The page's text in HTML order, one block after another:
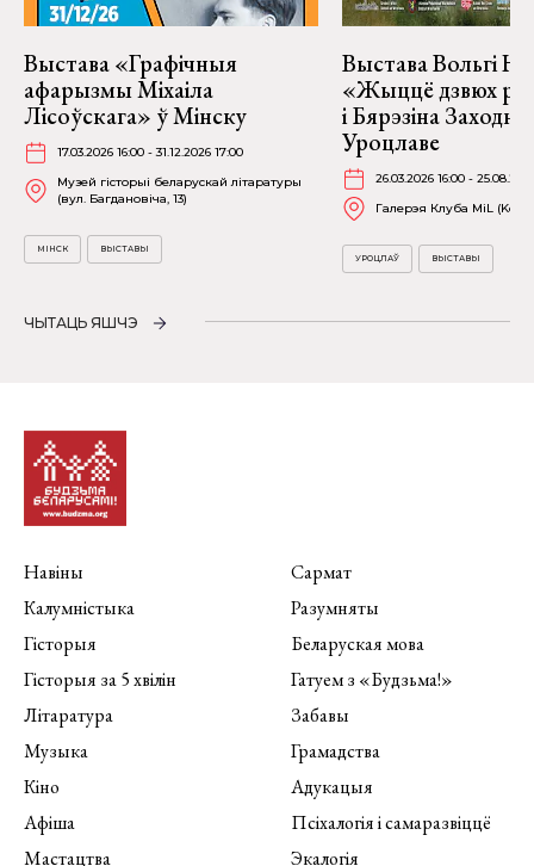
Выстава «Графічныя
афарызмы Міхаіла
Лісоўскага» ў Мінску
17.03.2026 16:00 - 31.12.2026 17:00
Музей гісторыі беларускай літаратуры
(вул. Багдановіча, 13)
МІНСК ВЫСТАВЫ
Выстава Вольгі
«Жыццё дзвюх
і Бярэзіна
Уроцлаве
26.03.2026 16:00 -
Галерэя Клуба MiL
УРОЦЛАЎ ВЫСТАВЫ
ЧЫТАЦЬ ЯШЧЭ
Навіны
Калумністыка
Гісторыя
Гісторыя за 5 хвілін
Літаратура
Музыка
Кіно
Афіша
Мастацтва
Сармат
Разумняты
Беларуская мова
Гатуем з «Будзьма!»
Забавы
Грамадства
Адукацыя
Псіхалогія і самаразвіццё
Экалогія